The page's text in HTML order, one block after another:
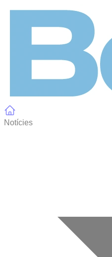
Notícies